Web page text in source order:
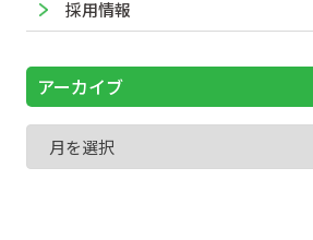
採用情報
アーカイブ